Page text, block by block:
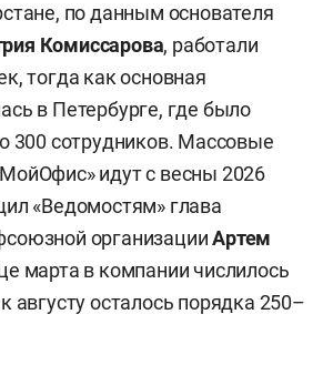
по данным основателя
Комиссарова, работали
тогда как основная
в Петербурге, где было
300 сотрудников. Массовые
идут с весны 2026
«Ведомостям» глава
организацииАртем
марта в компании числилось
августу осталось порядка 250–